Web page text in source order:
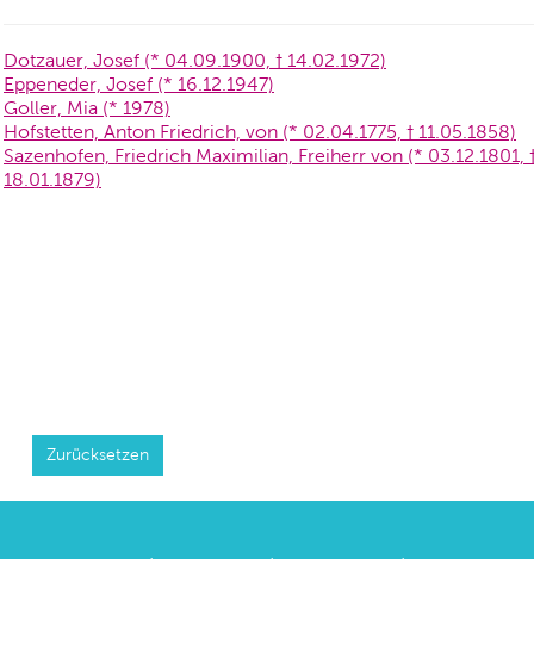
Zurücksetzen
Dotzauer, Josef (* 04.09.1900, † 14.02.1972)
Eppeneder, Josef (* 16.12.1947)
Goller, Mia (* 1978)
Hofstetten, Anton Friedrich, von (* 02.04.1775, † 11.05.1858)
Sazenhofen, Friedrich Maximilian, Freiherr von (* 03.12.1801,
18.01.1879)
Seitenübersicht|Impressum|Datenschutz|Kontakt und